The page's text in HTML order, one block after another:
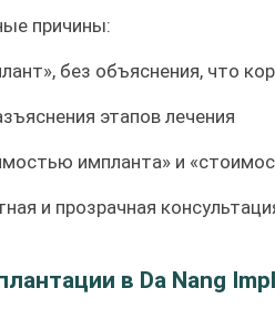
причины:
без объяснения, что
этапов лечения
импланта» и
и прозрачная
в Da Nang